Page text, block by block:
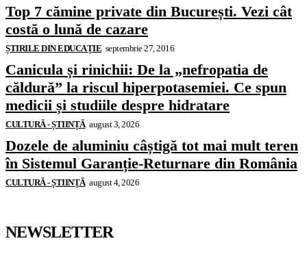
Top 7 cămine private din București. Vezi cât
costă o lună de cazare
ȘTIRILE DIN EDUCAȚIE septembrie 27, 2016
Canicula și rinichii: De la „nefropatia de
căldură” la riscul hiperpotasemiei. Ce spun
medicii și studiile despre hidratare
CULTURĂ - ȘTIINȚĂ august 3, 2026
Dozele de aluminiu câștigă tot mai mult teren
în Sistemul Garanție-Returnare din România
CULTURĂ - ȘTIINȚĂ august 4, 2026
NEWSLETTER